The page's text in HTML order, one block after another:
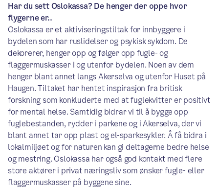
Har du sett Oslokassa? De henger der oppe hvor
flygerne er..
Oslokassa er et aktiviseringstiltak for innbyggere i
bydelen som har ruslidelser og psykisk sykdom. De
dekorerer, henger opp og følger opp fugle- og
flaggermuskasser i og utenfor bydelen. Noen av dem
henger blant annet langs Akerselva og utenfor Huset på
Haugen. Tiltaket har hentet inspirasjon fra britisk
forskning som konkluderte med at fuglekvitter er positivt
for mental helse. Samtidig bidrar vi til å bygge opp
fuglebestanden, rydder i parkene og i Akerselva, der vi
blant annet tar opp plast og el-sparkesykler. Å få bidra i
lokalmiljøet og for naturen kan gi deltagerne bedre helse
og mestring. Oslokassa har også god kontakt med flere
store aktører i privat næringsliv som ønsker fugle- eller
flaggermuskasser på byggene sine.